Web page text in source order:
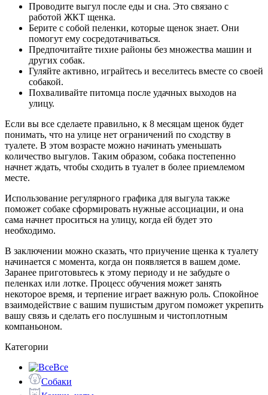
Проводите выгул после еды и сна. Это связано с
работой ЖКТ щенка.
Берите с собой пеленки, которые щенок знает. Они
помогут ему сосредотачиваться.
Предпочитайте тихие районы без множества машин и
других собак.
Гуляйте активно, играйтесь и веселитесь вместе со своей
собакой.
Похваливайте питомца после удачных выходов на
улицу.
Если вы все сделаете правильно, к 8 месяцам щенок будет
понимать, что на улице нет ограничений по сходству в
туалете. В этом возрасте можно начинать уменьшать
количество выгулов. Таким образом, собака постепенно
начнет ждать, чтобы сходить в туалет в более приемлемом
месте.
Использование регулярного графика для выгула также
поможет собаке сформировать нужные ассоциации, и она
сама начнет проситься на улицу, когда ей будет это
необходимо.
В заключении можно сказать, что приучение щенка к туалету
начинается с момента, когда он появляется в вашем доме.
Заранее приготовьтесь к этому периоду и не забудьте о
пеленках или лотке. Процесс обучения может занять
некоторое время, и терпение играет важную роль. Спокойное
взаимодействие с вашим пушистым другом поможет укрепить
вашу связь и сделать его послушным и чистоплотным
компаньоном.
Категории
Все
Собаки